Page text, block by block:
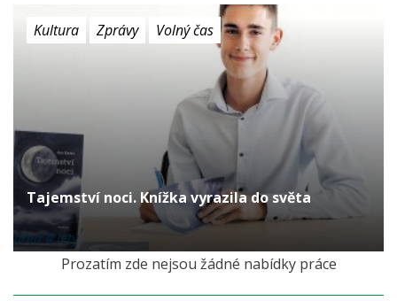
Kultura Zprávy Volný čas
Tajemství noci. Knížka vyrazila do světa
před 4 lety
Prozatím zde nejsou žádné nabídky práce